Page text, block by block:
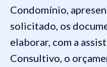
Condomínio,
solicitado, os
elaborar, com a
Consultivo, o